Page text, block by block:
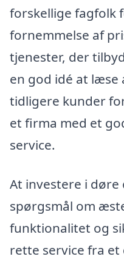
forskellige fagfolk
fornemmelse af
tjenester, der
en god idé at læse
tidligere kunder
et firma med et
service.
At investere i døre
spørgsmål om
funktionalitet og
rette service fra